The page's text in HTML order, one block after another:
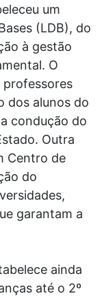
um
(LDB), do
à gestão
O
dos alunos do
condução do
Outra
Centro de
do
garantam a
ainda
até o 2º